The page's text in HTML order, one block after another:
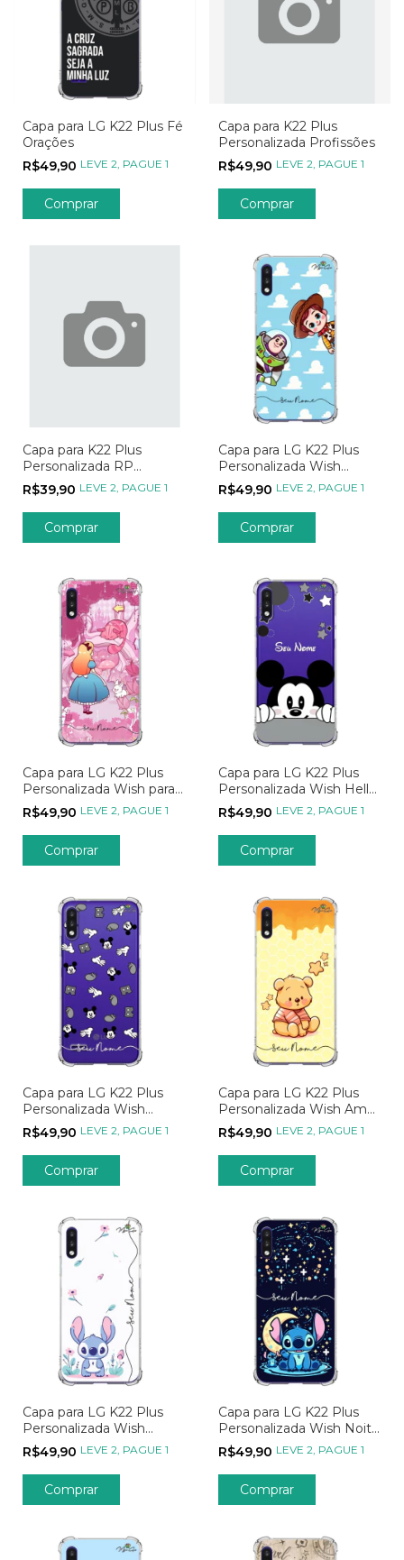
Capa para LG K22 Plus Fé
Orações
R$49,90 LEVE 2, PAGUE 1
Comprar
Capa para K22 Plus
Personalizada Profissões
R$49,90 LEVE 2, PAGUE 1
Capa para K22 Plus
Personalizada RP
Goleiros
R$39,90 LEVE 2, PAGUE 1
Capa para LG K22 Plus
Personalizada Wish
Amigo Estou Aqui
R$49,90 LEVE 2, PAGUE 1
Comprar
Capa para LG K22 Plus
Personalizada Wish para
Onde Quer Ir
R$49,90 LEVE 2, PAGUE 1
Comprar
Capa para LG K22 Plus
Personalizada Wish Hello
Mickey Mouse
R$49,90 LEVE 2, PAGUE 1
Comprar
Capa para LG K22 Plus
Personalizada Wish
Mickey Mouse
R$49,90 LEVE 2, PAGUE 1
Comprar
Capa para LG K22 Plus
Personalizada Wish Amor
de Mel
R$49,90 LEVE 2, PAGUE 1
Comprar
Capa para LG K22 Plus
Personalizada Wish
Flores Tropicais
R$49,90 LEVE 2, PAGUE 1
Comprar
Capa para LG K22 Plus
Personalizada Wish Noite
Estrelada
R$49,90 LEVE 2, PAGUE 1
Comprar